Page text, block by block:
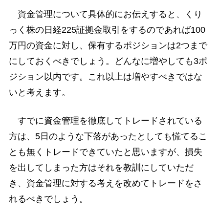
資金管理について具体的にお伝えすると、くり
っく株の日経225証拠金取引をするのであれば100
万円の資金に対し、保有するポジションは2つまで
にしておくべきでしょう。どんなに増やしても3ポ
ジション以内です。これ以上は増やすべきではな
いと考えます。
すでに資金管理を徹底してトレードされている
方は、5日のような下落があったとしても慌てるこ
とも無くトレードできていたと思いますが、損失
を出してしまった方はそれを教訓にしていただ
き、資金管理に対する考えを改めてトレードをさ
れるべきでしょう。